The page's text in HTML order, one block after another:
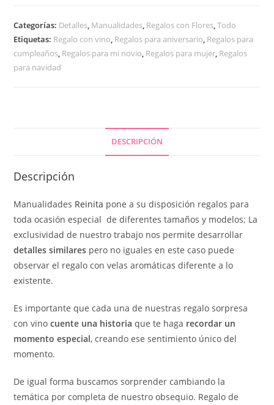
Categorías: Detalles Manualidades Regalos con Flores ,Todo
Etiquetas: Regalo con vino Regalos para aniversario Regalos para
cumpleaños Regalos para mi novio Regalos para mujer Regalos
para navidad
DESCRIPCIÓN
Descripción
Manualidades Reinita pone a su disposición regalos para
toda ocasión especial de diferentes tamaños y modelos; La
exclusividad de nuestro trabajo nos permite desarrollar
detalles similares pero no iguales en este caso puede
observar el regalo con velas aromáticas diferente a lo
existente.
Es importante que cada una de nuestras regalo sorpresa
con vino cuente una historia que te haga recordar un
momento especial, creando ese sentimiento único del
momento.
De igual forma buscamos sorprender cambiando la
temática por completa de nuestro obsequio. Regalo de